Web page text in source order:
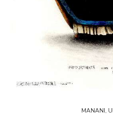
MANANI,